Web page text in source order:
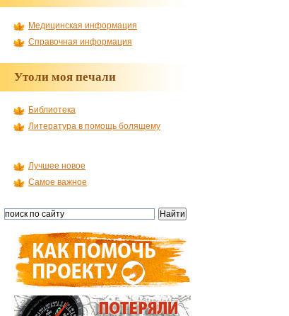
Медицинская информация
Справочная информация
Утоли моя печали
Библиотека
Литература в помощь болящему
Лучшее новое
Самое важное